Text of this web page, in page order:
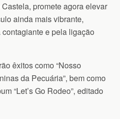
promete agora elevar
ainda mais vibrante,
e pela ligação
êxitos como “Nosso
da Pecuária”, bem como
“Let’s Go Rodeo”, editado